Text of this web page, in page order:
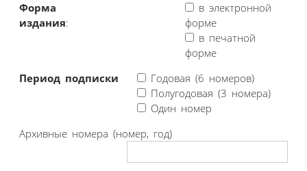
Форма
издания:
в электронной
форме
в печатной
форме
Период подписки
Годовая (6 номеров)
Полугодовая (3 номера)
Один номер
Архивные номера (номер, год)